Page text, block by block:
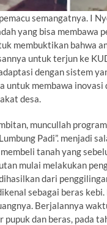
semangatnya. I
yang bisa membawa
membuktikan bahwa
untuk terjun ke
dengan sistem
untuk membawa
desa.
muncullah
Padi”. menjadi
tanah yang
mulai melakukan
dari
sebagai beras
Berjalannya
dan beras, pada